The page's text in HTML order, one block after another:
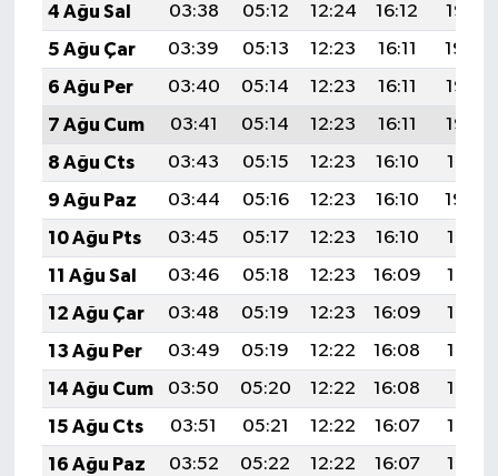
4 Ağu Sal
03:38 05:12 12:24 16:12
19:25
5 Ağu Çar
03:39 05:13 12:23 16:11
19:24
6 Ağu Per
03:40 05:14 12:23 16:11
19:23
7 Ağu Cum
03:41 05:14 12:23 16:11
19:22
8 Ağu Cts
03:43 05:15 12:23 16:10
19:21
9 Ağu Paz
03:44 05:16 12:23 16:10
19:20
10 Ağu Pts
03:45 05:17 12:23 16:10
19:19
11 Ağu Sal
03:46 05:18 12:23 16:09
19:18
12 Ağu Çar
03:48 05:19 12:23 16:09
19:16
13 Ağu Per
03:49 05:19 12:22 16:08
19:15
14 Ağu Cum
03:50 05:20 12:22 16:08
19:14
15 Ağu Cts
03:51 05:21 12:22 16:07
19:13
16 Ağu Paz
03:52 05:22 12:22 16:07
19:12